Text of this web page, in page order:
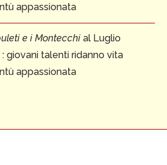
appassionata
e i Montecchi al Luglio
giovani talenti ridanno vita
appassionata